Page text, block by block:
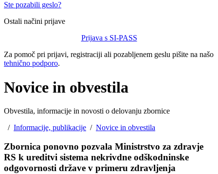
Ste pozabili geslo?
Ostali načini prijave
Prijava s SI-PASS
Za pomoč pri prijavi, registraciji ali pozabljenem geslu pišite na našo
tehnično podporo.
Novice in obvestila
Obvestila, informacije in novosti o delovanju zbornice
/ Informacije, publikacije / Novice in obvestila
Zbornica ponovno pozvala Ministrstvo za zdravje
RS k ureditvi sistema nekrivdne odškodninske
odgovornosti države v primeru zdravljenja